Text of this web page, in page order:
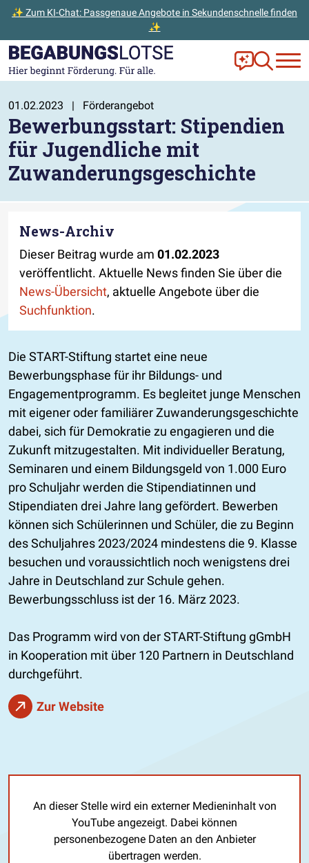
✨ Zum KI-Chat: Passgenaue Angebote in Sekundenschnelle finden
✨
Zum Hauptinhalt der Seite springen
Zur Startseite gehen Frag Ella!
Zur
01.02.2023 | Förderangebot
Bewerbungsstart: Stipendien
für Jugendliche mit
Zuwanderungsgeschichte
News-Archiv
Dieser Beitrag wurde am 01.02.2023
veröffentlicht. Aktuelle News finden Sie über die
News-Übersicht, aktuelle Angebote über die
Suchfunktion.
Die START-Stiftung startet eine neue
Bewerbungsphase für ihr Bildungs- und
Engagementprogramm. Es begleitet junge Menschen
mit eigener oder familiärer Zuwanderungsgeschichte
dabei, sich für Demokratie zu engagieren und die
Zukunft mitzugestalten. Mit individueller Beratung,
Seminaren und einem Bildungsgeld von 1.000 Euro
pro Schuljahr werden die Stipendiatinnen und
Stipendiaten drei Jahre lang gefördert. Bewerben
können sich Schülerinnen und Schüler, die zu Beginn
des Schuljahres 2023/2024 mindestens die 9. Klasse
besuchen und voraussichtlich noch wenigstens drei
Jahre in Deutschland zur Schule gehen.
Bewerbungsschluss ist der 16. März 2023.
Das Programm wird von der START-Stiftung gGmbH
in Kooperation mit über 120 Partnern in Deutschland
durchgeführt.
Zur Website
An dieser Stelle wird ein externer Medieninhalt von
YouTube angezeigt. Dabei können
personenbezogene Daten an den Anbieter
übertragen werden.